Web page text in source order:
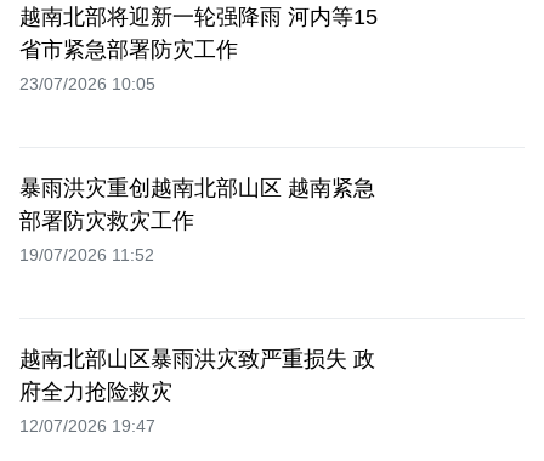
越南北部将迎新一轮强降雨 河内等15
省市紧急部署防灾工作
23/07/2026 10:05
暴雨洪灾重创越南北部山区 越南紧急
部署防灾救灾工作
19/07/2026 11:52
越南北部山区暴雨洪灾致严重损失 政
府全力抢险救灾
12/07/2026 19:47